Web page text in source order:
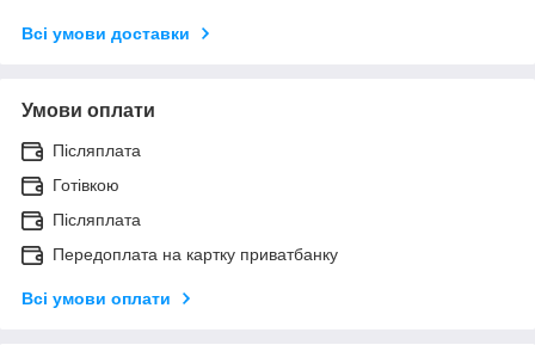
Всі умови доставки
Умови оплати
Післяплата
Готівкою
Післяплата
Передоплата на картку приватбанку
Всі умови оплати